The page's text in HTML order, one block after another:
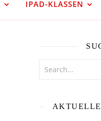
IPAD-KLASSEN